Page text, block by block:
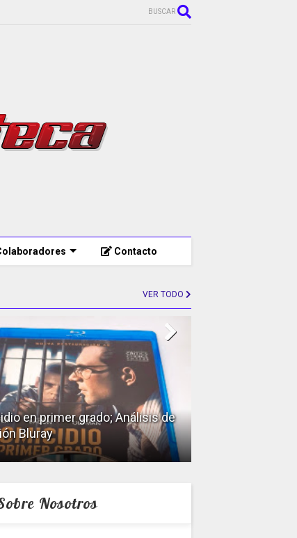
BUSCAR
Contacto
VER TODO
en primer grado; Análisis de
Bluray
Nosotros